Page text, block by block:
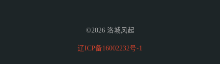
©2026 洛城风起
辽ICP备16002232号-1